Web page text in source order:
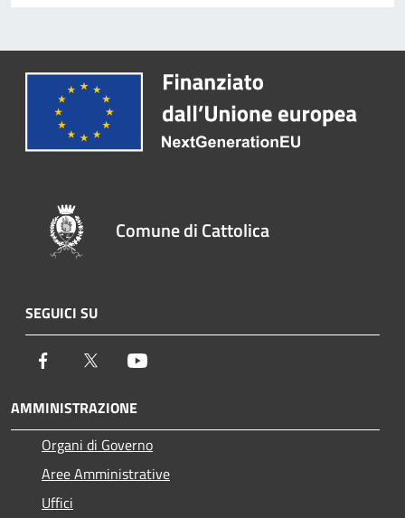
Comune di Cattolica
SEGUICI SU
Facebook Twitter
AMMINISTRAZIONE
Organi di Governo
Aree Amministrative
Uffici